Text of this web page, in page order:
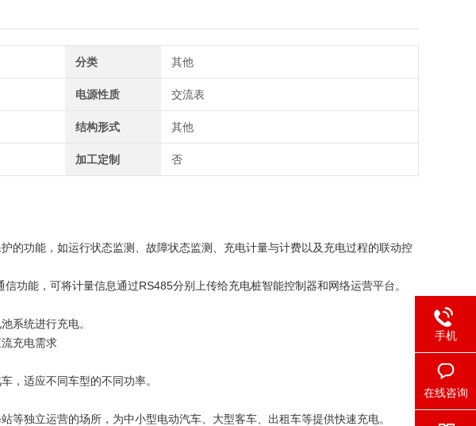
分类 其他
电源性质 交流表
结构形式 其他
加工定制 否
的功能，如运行状态监测、故障状态监测、充电计量与计费以及充电过程的联动控
功能，可将计量信息通过RS485分别上传给充电桩智能控制器和网络运营平台。
系统进行充电。
充电需求
，适应不同车型的不同功率。
等独立运营的场所，为中小型电动汽车、大型客车、出租车等提供快速充电。
手机
在线咨询